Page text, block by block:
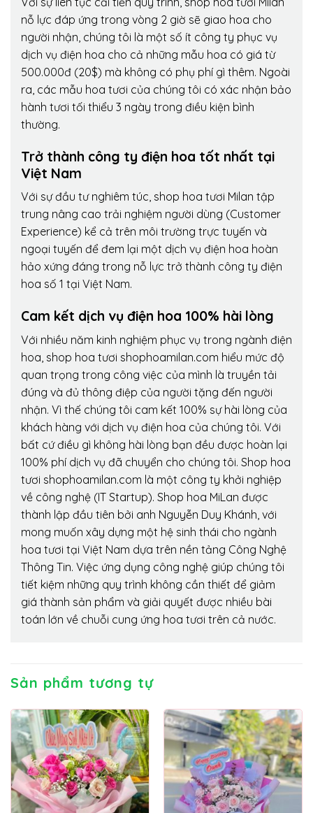
nỗ lực đáp ứng trong vòng 2 giờ sẽ giao hoa cho
người nhận, chúng tôi là một số ít công ty phục vụ
dịch vụ điện hoa cho cả những mẫu hoa có giá từ
500.000đ (20$) mà không có phụ phí gì thêm. Ngoài
ra, các mẫu hoa tươi của chúng tôi có xác nhận bảo
hành tươi tối thiểu 3 ngày trong điều kiện bình
thường.
Trở thành công ty điện hoa tốt nhất tại
Việt Nam
Với sự đầu tư nghiêm túc, shop hoa tươi Milan tập
trung nâng cao trải nghiệm người dùng (Customer
Experience) kể cả trên môi trường trực tuyến và
ngoại tuyến để đem lại một dịch vụ điện hoa hoàn
hảo xứng đáng trong nỗ lực trở thành công ty điện
hoa số 1 tại Việt Nam.
Cam kết dịch vụ điện hoa 100% hài lòng
Với nhiều năm kinh nghiệm phục vụ trong ngành điện
hoa, shop hoa tươi shophoamilan.com hiểu mức độ
quan trọng trong công việc của mình là truyền tải
đúng và đủ thông điệp của người tặng đến người
nhận. Vì thế chúng tôi cam kết 100% sự hài lòng của
khách hàng với dịch vụ điện hoa của chúng tôi. Với
bất cứ điều gì không hài lòng bạn đều được hoàn lại
100% phí dịch vụ đã chuyển cho chúng tôi. Shop hoa
tươi shophoamilan.com là một công ty khởi nghiệp
về công nghệ (IT Startup). Shop hoa MiLan được
thành lập đầu tiên bởi anh Nguyễn Duy Khánh, với
mong muốn xây dựng một hệ sinh thái cho ngành
hoa tươi tại Việt Nam dựa trên nền tảng Công Nghệ
Thông Tin. Việc ứng dụng công nghệ giúp chúng tôi
tiết kiệm những quy trình không cần thiết để giảm
giá thành sản phẩm và giải quyết được nhiều bài
toán lớn về chuỗi cung ứng hoa tươi trên cả nước.
Sản phẩm tương tự